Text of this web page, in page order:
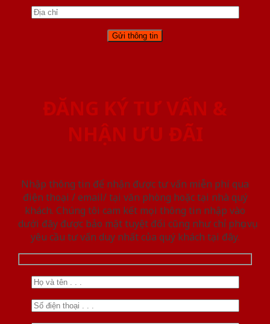
ĐĂNG KÝ TƯ VẤN &
NHẬN ƯU ĐÃI
Nhập thông tin để nhận được tư vấn miễn phí qua
điện thoại / email/ tại văn phòng hoặc tại nhà quý
khách. Chúng tôi cam kết mọi thông tin nhập vào
dưới đây được bảo mật tuyệt đối cũng như chỉ phục vụ
yêu cầu tư vấn duy nhất của quý khách tại đây.